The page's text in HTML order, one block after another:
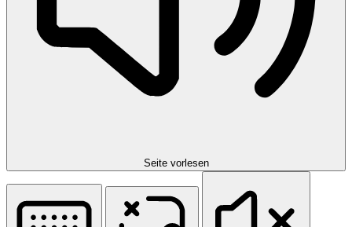
Seite vorlesen